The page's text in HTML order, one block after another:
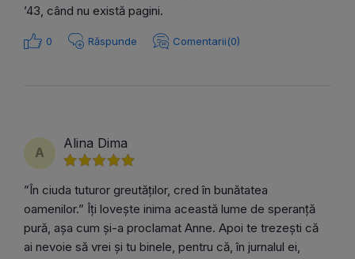
’43, când nu există pagini.
0 Răspunde Comentarii(0)
A
Alina Dima
”În ciuda tuturor greutăților, cred în bunătatea
oamenilor.” Îți lovește inima această lume de speranță
pură, așa cum și-a proclamat Anne. Apoi te trezești că
ai nevoie să vrei și tu binele, pentru că, în jurnalul ei,